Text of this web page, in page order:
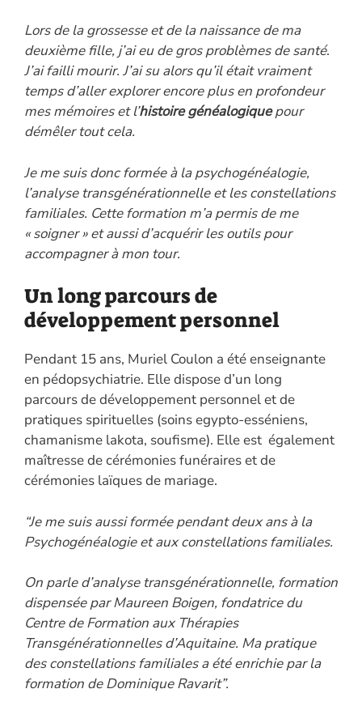
Lors de la grossesse et de la naissance de ma
deuxième fille, j’ai eu de gros problèmes de santé.
J’ai failli mourir. J’ai su alors qu’il était vraiment
temps d’aller explorer encore plus en profondeur
mes mémoires et l’histoire généalogiquepour
démêler tout cela.
Je me suis donc formée à la psychogénéalogie,
l’analyse transgénérationnelle et les constellations
familiales. Cette formation m’a permis de me
« soigner » et aussi d’acquérir les outils pour
accompagner à mon tour.
Un long parcours de
développement personnel
Pendant 15 ans, Muriel Coulon a été enseignante
en pédopsychiatrie. Elle dispose d’un long
parcours de développement personnel et de
pratiques spirituelles (soins egypto-esséniens,
chamanisme lakota, soufisme). Elle est également
maîtresse de cérémonies funéraires et de
cérémonies laïques de mariage.
“Je me suis aussi formée pendant deux ans à la
Psychogénéalogie et aux constellations familiales.​
On parle d’analyse transgénérationnelle, formation
dispensée par Maureen Boigen, fondatrice du
Centre de Formation aux Thérapies
Transgénérationnelles d’Aquitaine. Ma pratique
des constellations familiales a été enrichie par la
formation de Dominique Ravarit”.